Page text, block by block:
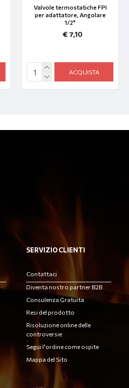
Valvole termostatiche FPI
per adattatore, Angolare
1/2"
€ 7,10
ACQUISTA
SERVIZIO CLIENTI
Contattaci
Diventa nostro partner B2B
Consulenza Gratuita
Resi del prodotto
Risoluzione online delle
controversie
Segui l'ordine come ospite
Mappa del Sito